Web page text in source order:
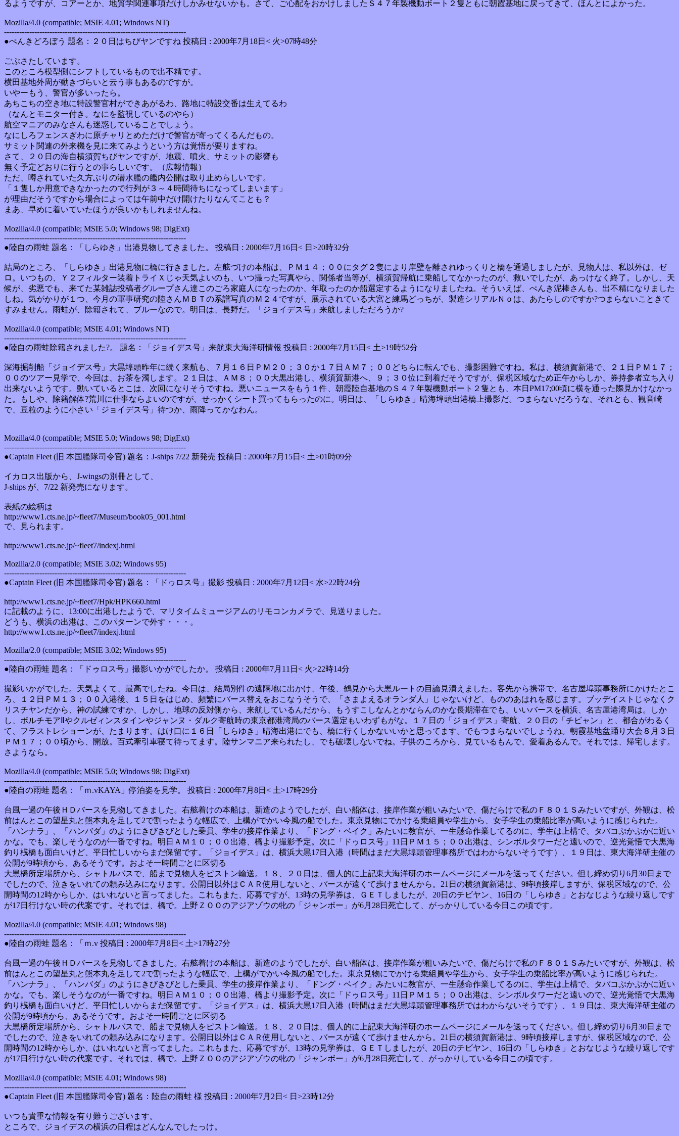
るようですが、コアーとか、地質学関連事項だけしかみせないかも。さて、ご心配をおかけしましたＳ４７年製機動ボート２隻ともに朝霞基地に戻ってきて、ほんとによかった。
Mozilla/4.0 (compatible; MSIE 4.01; Windows NT)
------------------------------------------------------------------------
●ぺんきどろぼう 題名：２０日はちびヤンですね 投稿日 : 2000年7月18日< 火>07時48分
ごぶさたしています。
このところ模型側にシフトしているもので出不精です。
横田基地外周が動きづらいと云う事もあるのですが。
いやーもう、警官が多いったら。
あちこちの空き地に特設警官村ができあがるわ、路地に特設交番は生えてるわ
（なんとモニター付き。なにを監視しているのやら）
航空マニアのみなさんも迷惑していることでしょう。
なにしろフェンスぎわに原チャリとめただけで警官が寄ってくるんだもの。
サミット関連の外来機を見に来てみようという方は覚悟が要りますね。
さて、２０日の海自横須賀ちびヤンですが、地震、噴火、サミットの影響も
無く予定どおりに行うとの事らしいです。（広報情報）
ただ、噂されていた久方ぶりの潜水艦の艦内公開は取り止めらしいです。
「１隻しか用意できなかったので行列が３～４時間待ちになってしまいます」
が理由だそうですから場合によっては午前中だけ開けたりなんてことも？
まあ、早めに着いていたほうが良いかもしれませんね。
Mozilla/4.0 (compatible; MSIE 5.0; Windows 98; DigExt)
------------------------------------------------------------------------
●陸自の雨蛙 題名：「しらゆき」出港見物してきました。 投稿日 : 2000年7月16日< 日>20時32分
結局のところ、「しらゆき」出港見物に橋に行きました。左舷づけの本船は、ＰＭ１４；００にタグ２隻により岸壁を離されゆっくりと橋を通過しましたが、見物人は、私以外は、ゼ
ロ。いつもの、Ｙ２フィルター装着トライＸじゃ天気よいのも、いつ撮った写真やら、関係者当等が、横須賀帰航に乗船してなかったのが、救いでしたが、あっけなく終了。しかし、天
候が、劣悪でも、来てた某雑誌投稿者グループさん達このごろ家庭人になったのか、年取ったのか船選定するようになりましたね。そういえば、ぺんき泥棒さんも、出不精になりました
しね。気がかりが１つ、今月の軍事研究の陸さんＭＢＴの系譜写真のＭ２４ですが、展示されている大宮と練馬どっちが、製造シリアルＮｏは、あたらしのですか?つまらないこときて
すみません。雨蛙が、除籍されて、ブルーなので。明日は、長野だ。「ジョイデス号」来航しましただろうか?
Mozilla/4.0 (compatible; MSIE 4.01; Windows NT)
------------------------------------------------------------------------
●陸自の雨蛙除籍されました?。 題名：「ジョイデス号」来航東大海洋研情報 投稿日 : 2000年7月15日< 土>19時52分
深海掘削船「ジョイデス号」大黒埠頭昨年に続く来航も、７月１６日ＰＭ２０；３０か１７日ＡＭ７；００どちらに転んでも、撮影困難ですね。私は、横須賀新港で、２１日ＰＭ１７；
００のツアー見学で、今回は、お茶を濁します。２１日は、ＡＭ８；００大黒出港し、横須賀新港へ、９；３０位に到着だそうですが、保税区域なため正午からしか、券持参者立ち入り
出来ないようです。動いているとこは、次回になりそうですね。悪いニュースをもう１件、朝霞陸自基地のＳ４７年製機動ボート２隻とも、本日PM17;00頃に横を通った際見かけなかっ
た。もしや、除籍解体?荒川に仕事ならよいのですが、せっかくシート買ってもらったのに。明日は、「しらゆき」晴海埠頭出港橋上撮影だ。つまらないだろうな。それとも、観音崎
で、豆粒のように小さい「ジョイデス号」待つか、雨降ってかなわん。
Mozilla/4.0 (compatible; MSIE 5.0; Windows 98; DigExt)
------------------------------------------------------------------------
●Captain Fleet (旧 本国艦隊司令官) 題名：J-ships 7/22 新発売 投稿日 : 2000年7月15日< 土>01時09分
イカロス出版から、J-wingsの別冊として、
J-ships が、7/22 新発売になります。
表紙の絵柄は
http://www1.cts.ne.jp/~fleet7/Museum/book05_001.html
で、見られます。
http://www1.cts.ne.jp/~fleet7/indexj.html
Mozilla/2.0 (compatible; MSIE 3.02; Windows 95)
------------------------------------------------------------------------
●Captain Fleet (旧 本国艦隊司令官) 題名：「ドゥロス号」撮影 投稿日 : 2000年7月12日< 水>22時24分
http://www1.cts.ne.jp/~fleet7/Hpk/HPK660.html
に記載のように、13:00に出港したようで、マリタイムミュージアムのリモコンカメラで、見送りました。
どうも、横浜の出港は、このパターンで外す・・・。
http://www1.cts.ne.jp/~fleet7/indexj.html
Mozilla/2.0 (compatible; MSIE 3.02; Windows 95)
------------------------------------------------------------------------
●陸自の雨蛙 題名：「ドゥロス号」撮影いかがでしたか。 投稿日 : 2000年7月11日< 火>22時14分
撮影いかがでした。天気よくて、最高でしたね。今日は、結局別件の遠隔地に出かけ、午後、鶴見から大黒ルートの目論見潰えました。客先から携帯で、名古屋埠頭事務所にかけたとこ
ろ、１２日ＰＭ１３；００入港後、１５日をはじめ、頻繁にバース替えをおこなうそうで、「さまよえるオランダ人」じゃないけど、もののあはれを感じます。ブッデイストじゃなくク
リスチヤンだから、神の試練ですか、しかし、地球の反対側から、来航しているんだから、もうすこしなんとかならんのかな長期滞在でも、いいバースを横浜、名古屋港湾局は。しか
し、ボルチモアⅡやクルゼィンスタインやジャンヌ・ダルク寄航時の東京都港湾局のバース選定もいわずもがな。１７日の「ジョイデス」寄航、２０日の「チビャン」と、都合がわるく
て、フラストレショーンが、たまります。はけ口に１６日「しらゆき」晴海出港にでも、橋に行くしかないいかと思ってます。でもつまらないでしょうね。朝霞基地盆踊り大会８月３日
ＰＭ１７；００頃から、開放。百式牽引車寝て待ってます。陸サンマニア来られたし、でも破壊しないでね。子供のころから、見ているもんで、愛着あるんで。それでは、帰宅します。
さようなら。
Mozilla/4.0 (compatible; MSIE 5.0; Windows 98; DigExt)
------------------------------------------------------------------------
●陸自の雨蛙 題名：「ｍ.vKAYA」停泊姿を見学。 投稿日 : 2000年7月8日< 土>17時29分
台風一過の午後ＨＤバースを見物してきました。右舷着けの本船は、新造のようでしたが、白い船体は、接岸作業が粗いみたいで、傷だらけで私のＦ８０１Ｓみたいですが、外観は、松
前はんとこの望星丸と熊本丸を足して2で割ったような幅広で、上構がでかい今風の船でした。東京見物にでかける乗組員や学生から、女子学生の乗船比率が高いように感じられた。
「ハンナラ」、「ハンバダ」のようにきびきびとした乗員、学生の接岸作業より、「ドング・ベイク」みたいに教官が、一生懸命作業してるのに、学生は上構で、タバコぷかぷかに近い
かな。でも、楽しそうなのが一番ですね。明日ＡＭ１０；００出港、橋より撮影予定。次に「ドゥロス号」11日ＰＭ１５；００出港は、シンボルタワーだと遠いので、逆光覚悟で大黒海
釣り桟橋も面白いけど、平日忙しいからまだ保留です。「ジョイデス」は、横浜大黒17日入港（時間はまだ大黒埠頭管理事務所ではわからないそうです）、１９日は、東大海洋研主催の
公開が9時頃から、あるそうです。およそ一時間ごとに区切る
大黒橋所定場所から、シャトルバスで、船まで見物人をピストン輸送。１８、２０日は、個人的に上記東大海洋研のホームページにメールを送ってください。但し締め切り6月30日まで
でしたので、泣きをいれての頼み込みになります。公開日以外はＣＡＲ使用しないと、バースが遠くて歩けませんから。21日の横須賀新港は、9時頃接岸しますが、保税区域なので、公
開時間の12時からしか、はいれないと言ってました。これもまた、応募ですが、13時の見学券は、ＧＥＴしましたが、20日のチビヤン、16日の「しらゆき」とおなじような繰り返しです
が17日行けない時の代案です。それでは、橋で。上野ＺＯＯのアジアゾウの牝の「ジャンボー」が6月28日死亡して、がっかりしている今日この頃です。
Mozilla/4.0 (compatible; MSIE 4.01; Windows 98)
------------------------------------------------------------------------
●陸自の雨蛙 題名：「ｍ.v 投稿日 : 2000年7月8日< 土>17時27分
台風一過の午後ＨＤバースを見物してきました。右舷着けの本船は、新造のようでしたが、白い船体は、接岸作業が粗いみたいで、傷だらけで私のＦ８０１Ｓみたいですが、外観は、松
前はんとこの望星丸と熊本丸を足して2で割ったような幅広で、上構がでかい今風の船でした。東京見物にでかける乗組員や学生から、女子学生の乗船比率が高いように感じられた。
「ハンナラ」、「ハンバダ」のようにきびきびとした乗員、学生の接岸作業より、「ドング・ベイク」みたいに教官が、一生懸命作業してるのに、学生は上構で、タバコぷかぷかに近い
かな。でも、楽しそうなのが一番ですね。明日ＡＭ１０；００出港、橋より撮影予定。次に「ドゥロス号」11日ＰＭ１５；００出港は、シンボルタワーだと遠いので、逆光覚悟で大黒海
釣り桟橋も面白いけど、平日忙しいからまだ保留です。「ジョイデス」は、横浜大黒17日入港（時間はまだ大黒埠頭管理事務所ではわからないそうです）、１９日は、東大海洋研主催の
公開が9時頃から、あるそうです。およそ一時間ごとに区切る
大黒橋所定場所から、シャトルバスで、船まで見物人をピストン輸送。１８、２０日は、個人的に上記東大海洋研のホームページにメールを送ってください。但し締め切り6月30日まで
でしたので、泣きをいれての頼み込みになります。公開日以外はＣＡＲ使用しないと、バースが遠くて歩けませんから。21日の横須賀新港は、9時頃接岸しますが、保税区域なので、公
開時間の12時からしか、はいれないと言ってました。これもまた、応募ですが、13時の見学券は、ＧＥＴしましたが、20日のチビヤン、16日の「しらゆき」とおなじような繰り返しです
が17日行けない時の代案です。それでは、橋で。上野ＺＯＯのアジアゾウの牝の「ジャンボー」が6月28日死亡して、がっかりしている今日この頃です。
Mozilla/4.0 (compatible; MSIE 4.01; Windows 98)
------------------------------------------------------------------------
●Captain Fleet (旧 本国艦隊司令官) 題名：陸自の雨蛙 様 投稿日 : 2000年7月2日< 日>23時12分
いつも貴重な情報を有り難うございます。
ところで、ジョイデスの横浜の日程はどんなんでしたっけ。